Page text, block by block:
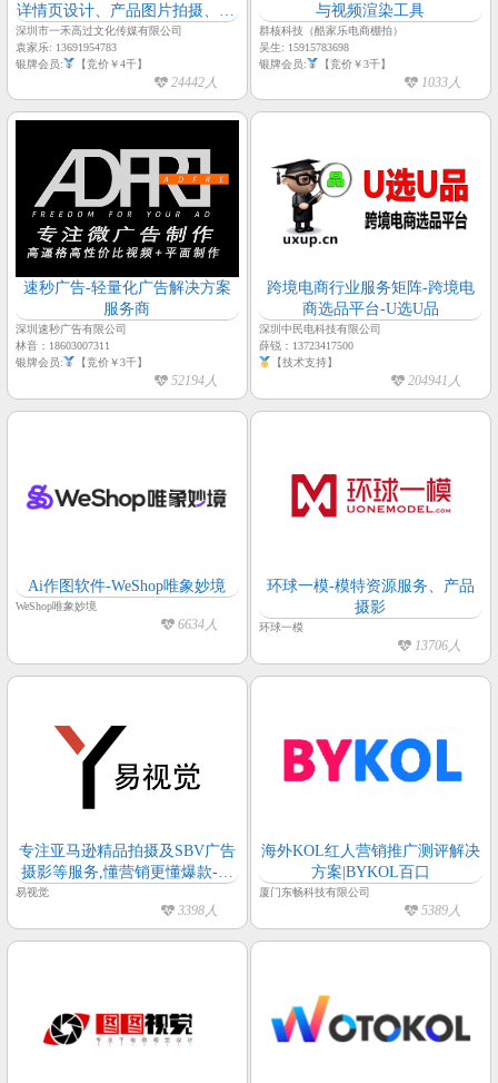
详情页设计、产品图片拍摄、3D
建模动画渲染、包装印刷企业画
册等设计
深圳市一禾高过文化传媒有限公司
袁家乐: 13691954783
银牌会员:
【竞价￥4千】
24442人
与视频渲染工具
群核科技（酷家乐电商棚拍）
吴生: 15915783698
银牌会员:
【竞价￥3千】
1033人
速秒广告-轻量化广告解决方案
服务商
深圳速秒广告有限公司
林音：18603007311
银牌会员:
【竞价￥3千】
52194人
跨境电商行业服务矩阵-跨境电
商选品平台-U选U品
深圳中民电科技有限公司
薛锐：13723417500
【技术支持】
204941人
Ai作图软件-WeShop唯象妙境
WeShop唯象妙境
6634人
环球一模-模特资源服务、产品
摄影
环球一模
13706人
专注亚马逊精品拍摄及SBV广告
摄影等服务,懂营销更懂爆款-易
易视觉
3398人
海外KOL红人营销推广测评解决
方案|BYKOL百口
厦门东畅科技有限公司
5389人